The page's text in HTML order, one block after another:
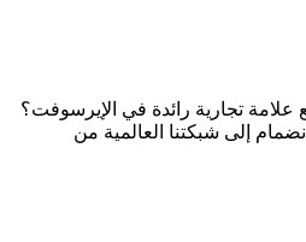
تجارية رائدة في الإيرسوفت؟
إلى شبكتنا العالمية من